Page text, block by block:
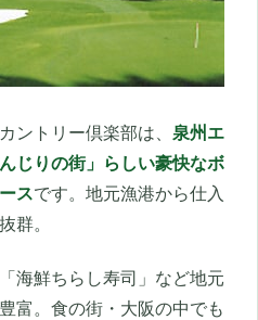
ントリー倶楽部は、 泉州エ
じりの街」らしい豪快なボ
スです。地元漁港から仕入
群。
海鮮ちらし寿司」など地元
富。食の街・大阪の中でも